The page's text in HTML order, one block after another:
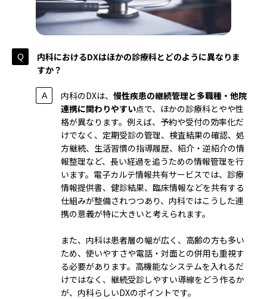
内科におけるDXはほかの診療科とどのように異なりま
すか？
内科のDXは、 慢性疾患の継続管理と多職種・他院
連携に関わりやすい点で、ほかの診療科とやや性
格が異なります。例えば、予約や受付の効率化だ
けでなく、定期受診の管理、検査結果の確認、処
方継続、生活習慣の指導履歴、紹介・逆紹介の情
報整理など、長い経過を追うための情報管理を行
います。電子カルテ情報共有サービスでは、診療
情報提供書、健診結果、臨床情報などを共有する
仕組みが整備されつつあり、内科ではこうした連
携の意義が特に大きいと考えられます。
また、内科は患者層の幅が広く、高齢の方も多い
ため、使いやすさや電話・対面との併用も重視す
る必要があります。高機能なシステムを入れるだ
けではなく、継続受診しやすい導線をどう作るか
が、内科らしいDXのポイントです。